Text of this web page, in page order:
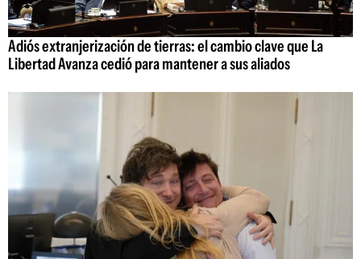
Adiós extranjerización de tierras: el cambio clave que La
Libertad Avanza cedió para mantener a sus aliados